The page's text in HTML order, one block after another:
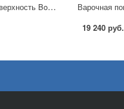
Варочная поверхность Bosch POP 6B6 B80 в Москве
19 240 руб.